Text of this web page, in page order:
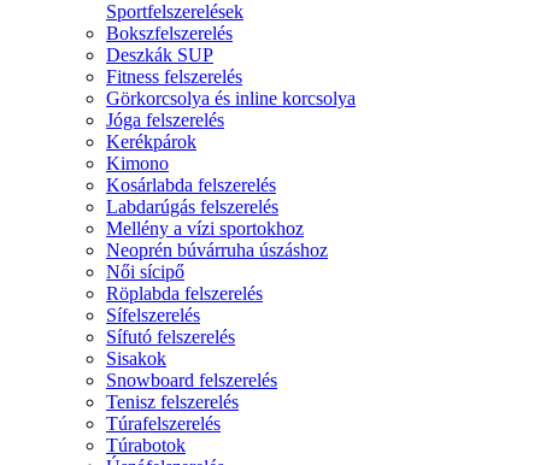
Sportfelszerelések
Bokszfelszerelés
Deszkák SUP
Fitness felszerelés
Görkorcsolya és inline korcsolya
Jóga felszerelés
Kerékpárok
Kimono
Kosárlabda felszerelés
Labdarúgás felszerelés
Mellény a vízi sportokhoz
Neoprén búvárruha úszáshoz
Női sícipő
Röplabda felszerelés
Sífelszerelés
Sífutó felszerelés
Sisakok
Snowboard felszerelés
Tenisz felszerelés
Túrafelszerelés
Túrabotok